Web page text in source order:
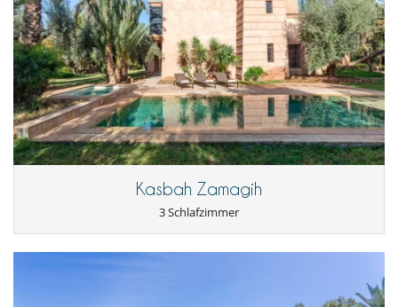
Kasbah Zamagih
3 Schlafzimmer